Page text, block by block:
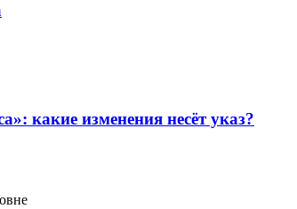
какие изменения несёт указ?